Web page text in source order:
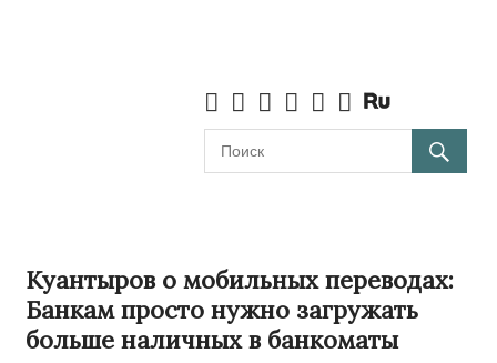
Куантыров о мобильных переводах:
Банкам просто нужно загружать
больше наличных в банкоматы